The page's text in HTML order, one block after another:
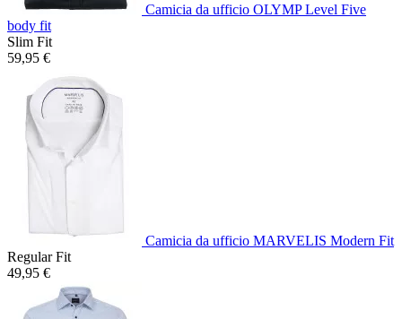
Camicia da ufficio OLYMP Level Five
body fit
Slim Fit
59,95 €
Camicia da ufficio MARVELIS Modern Fit
Regular Fit
49,95 €